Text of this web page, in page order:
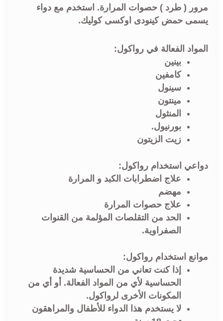
مرور ( طرد ) حصوات المرارة. استخدم مع دواء
يسمى حمض كينودی اوکسی کوليك.
المواد الفعالة في رواكول:
بينين
كامفين
سينول
مينتون
المنثول
بورنيول.
زيت الزيتون
دواعي استخدام رواكول:
علاج اضطرابات الكبد و المرارة
مهضم
علاج حصوات المرارة
الحد من التقلصات المؤلمة من القنوات
الصفراوية.
موانع استخدام رواكول:
إذا كنت تعاني من الحساسية شديدة
الحساسية لأي من المواد الفعالة. أو أي من
المكونات الأخرى لرواكول.
لا يستخدم هذا الدواء للأطفال والمراهقون